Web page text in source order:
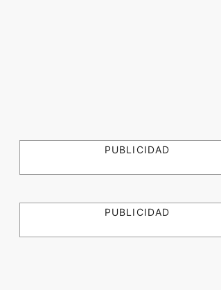
PUBLICIDAD
PUBLICIDAD